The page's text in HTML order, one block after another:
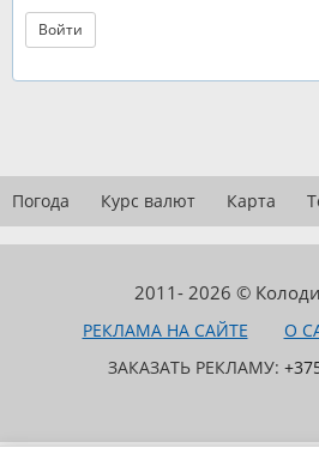
Войти
Погода Курс валют Карта
2011- 2026 ©
РЕКЛАМА НА САЙТЕ О
ЗАКАЗАТЬ РЕКЛАМУ: